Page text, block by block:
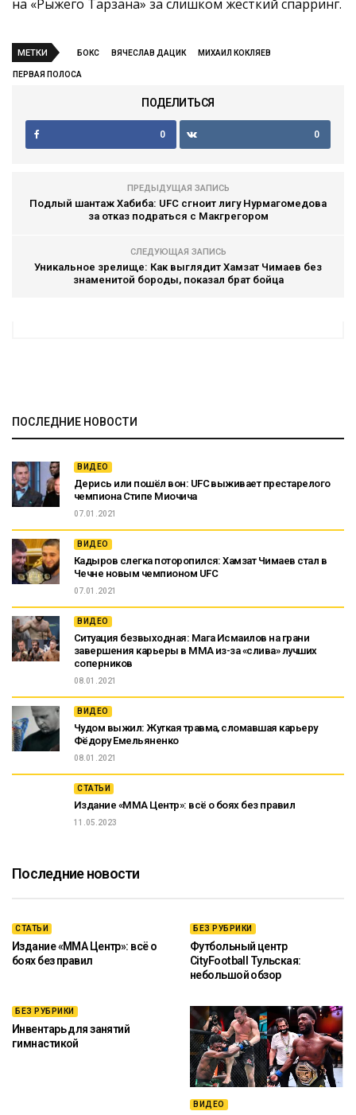
на «Рыжего Тарзана» за слишком жёсткий спарринг.
МЕТКИ БОКС ВЯЧЕСЛАВ ДАЦИК МИХАИЛ КОКЛЯЕВ
ПЕРВАЯ ПОЛОСА
ПОДЕЛИТЬСЯ
0 0
ПРЕДЫДУЩАЯ ЗАПИСЬ
Подлый шантаж Хабиба: UFC сгноит лигу Нурмагомедова
за отказ подраться с Макгрегором
СЛЕДУЮЩАЯ ЗАПИСЬ
Уникальное зрелище: Как выглядит Хамзат Чимаев без
знаменитой бороды, показал брат бойца
ПОСЛЕДНИЕ НОВОСТИ
ВИДЕО
Дерись или пошёл вон: UFC выживает престарелого
чемпиона Стипе Миочича
07.01.2021
ВИДЕО
Кадыров слегка поторопился: Хамзат Чимаев стал в
Чечне новым чемпионом UFC
07.01.2021
ВИДЕО
Ситуация безвыходная: Мага Исмаилов на грани
завершения карьеры в ММА из-за «слива» лучших
соперников
08.01.2021
ВИДЕО
Чудом выжил: Жуткая травма, сломавшая карьеру
Фёдору Емельяненко
08.01.2021
СТАТЬИ
Издание «ММА Центр»: всё о боях без правил
11.05.2023
Последние новости
СТАТЬИ
Издание «ММА Центр»: всё о
боях без правил
БЕЗ РУБРИКИ
Футбольный центр
CityFootball Тульская:
небольшой обзор
БЕЗ РУБРИКИ
Инвентарь для занятий
гимнастикой
ВИДЕО